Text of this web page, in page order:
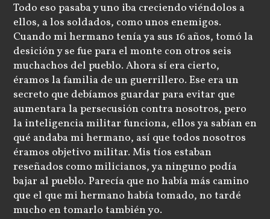
Todo eso pasaba y uno iba creciendo viéndolos a
ellos, a los soldados, como unos enemigos.
Cuando mi hermano tenía ya sus 16 años, tomó la
desición y se fue para el monte con otros seis
muchachos del pueblo. Ahora sí era cierto,
éramos la familia de un guerrillero. Ese era un
secreto que debíamos guardar para evitar que
aumentara la persecusión contra nosotros, pero
la inteligencia militar funciona, ellos ya sabían en
qué andaba mi hermano, así que todos nosotros
éramos objetivo militar. Mis tíos estaban
reseñados como milicianos, ya ninguno podía
bajar al pueblo. Parecía que no había más camino
que el que mi hermano había tomado, no tardé
mucho en tomarlo también yo.